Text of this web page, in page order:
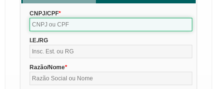
CNPJ/CPF
I.E./RG
Razão/Nome